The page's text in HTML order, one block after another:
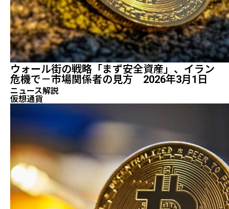
ウォール街の戦略「まず安全資産」、イラン
危機で－市場関係者の見方 2026年3月1日
ニュース解説
仮想通貨